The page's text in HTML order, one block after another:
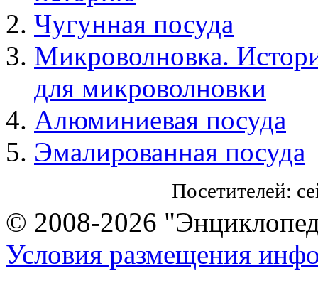
Чугунная посуда
Микроволновка.
для микроволновки
Алюминиевая посуда
Эмалированная посуда
Посетителей:
© 2008-2026
Условия размещения